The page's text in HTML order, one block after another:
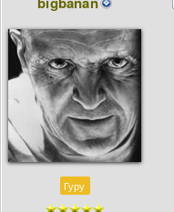
Гуру